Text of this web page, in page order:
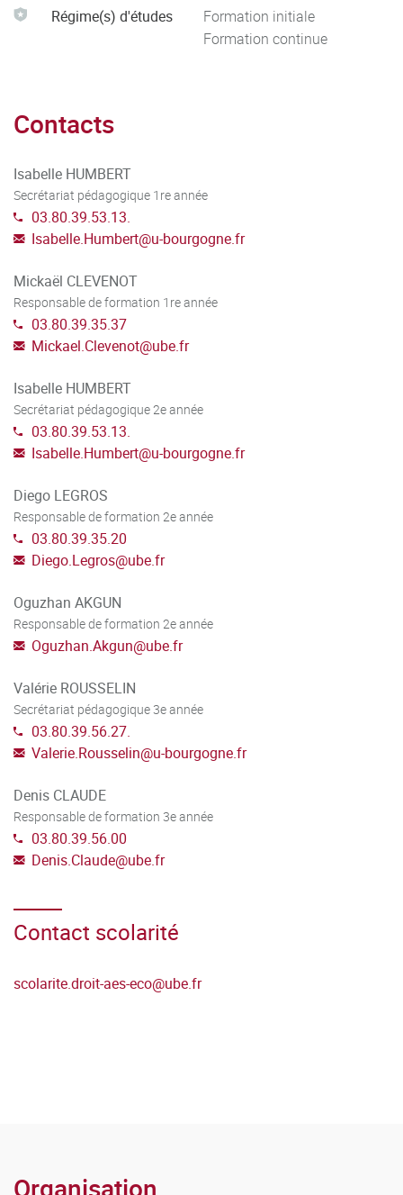
Régime(s) d'études
Formation initiale
Formation continue
Contacts
Isabelle HUMBERT
Secrétariat pédagogique 1re année
03.80.39.53.13.
Isabelle.Humbert@u-bourgogne.fr
Mickaël CLEVENOT
Responsable de formation 1re année
03.80.39.35.37
Mickael.Clevenot@ube.fr
Isabelle HUMBERT
Secrétariat pédagogique 2e année
03.80.39.53.13.
Isabelle.Humbert@u-bourgogne.fr
Diego LEGROS
Responsable de formation 2e année
03.80.39.35.20
Diego.Legros@ube.fr
Oguzhan AKGUN
Responsable de formation 2e année
Oguzhan.Akgun@ube.fr
Valérie ROUSSELIN
Secrétariat pédagogique 3e année
03.80.39.56.27.
Valerie.Rousselin@u-bourgogne.fr
Denis CLAUDE
Responsable de formation 3e année
03.80.39.56.00
Denis.Claude@ube.fr
Contact scolarité
scolarite.droit-aes-eco@ube.fr
Organisation